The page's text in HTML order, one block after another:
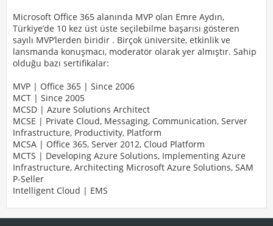
Microsoft Office 365 alanında MVP olan Emre Aydın,
Türkiye’de 10 kez üst üste seçilebilme başarısı gösteren
sayılı MVP’lerden biridir . Birçok üniversite, etkinlik ve
lansmanda konuşmacı, moderatör olarak yer almıştır. Sahip
olduğu bazı sertifikalar:
MVP | Office 365 | Since 2006
MCT | Since 2005
MCSD | Azure Solutions Architect
MCSE | Private Cloud, Messaging, Communication, Server
Infrastructure, Productivity, Platform
MCSA | Office 365, Server 2012, Cloud Platform
MCTS | Developing Azure Solutions, Implementing Azure
Infrastructure, Architecting Microsoft Azure Solutions, SAM
P-Seller
Intelligent Cloud | EMS